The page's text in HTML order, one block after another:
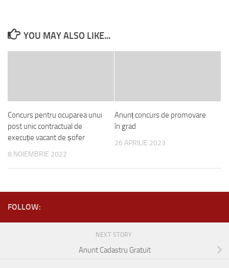
YOU MAY ALSO LIKE...
Concurs pentru ocuparea unui
post unic contractual de
execuție vacant de șofer
8 NOIEMBRIE 2022
Anunț concurs de promovare
în grad
26 APRILIE 2023
FOLLOW:
NEXT STORY
Anunt Cadastru Gratuit